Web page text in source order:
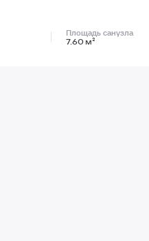
Площадь санузла
7.60 м²